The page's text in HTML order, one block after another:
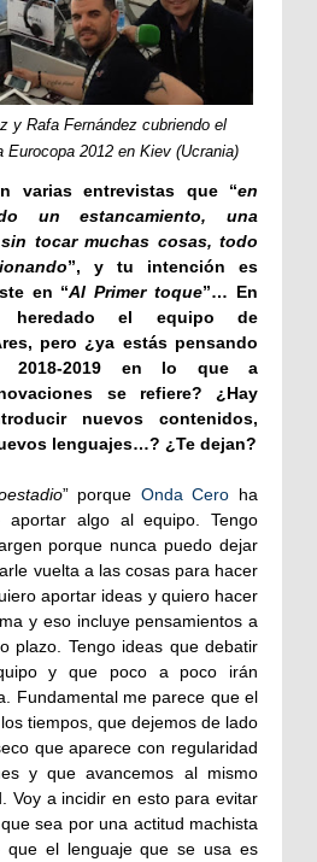
y Rafa Fernández cubriendo el
Eurocopa 2012 en Kiev (Ucrania)
varias entrevistas que “en
un estancamiento, una
tocar muchas cosas, todo
”, y tu intención es
en “Al Primer toque”… En
el equipo de
pero ¿ya estás pensando
2018-2019 en lo que a
se refiere? ¿Hay
nuevos contenidos,
lenguajes…? ¿Te dejan?
” porque Onda Cero ha
aportar algo al equipo. Tengo
porque nunca puedo dejar
vuelta a las cosas para hacer
aportar ideas y quiero hacer
y eso incluye pensamientos a
plazo. Tengo ideas que debatir
y que poco a poco irán
Fundamental me parece que el
tiempos, que dejemos de lado
que aparece con regularidad
y que avancemos al mismo
Voy a incidir en esto para evitar
sea por una actitud machista
que el lenguaje que se usa es